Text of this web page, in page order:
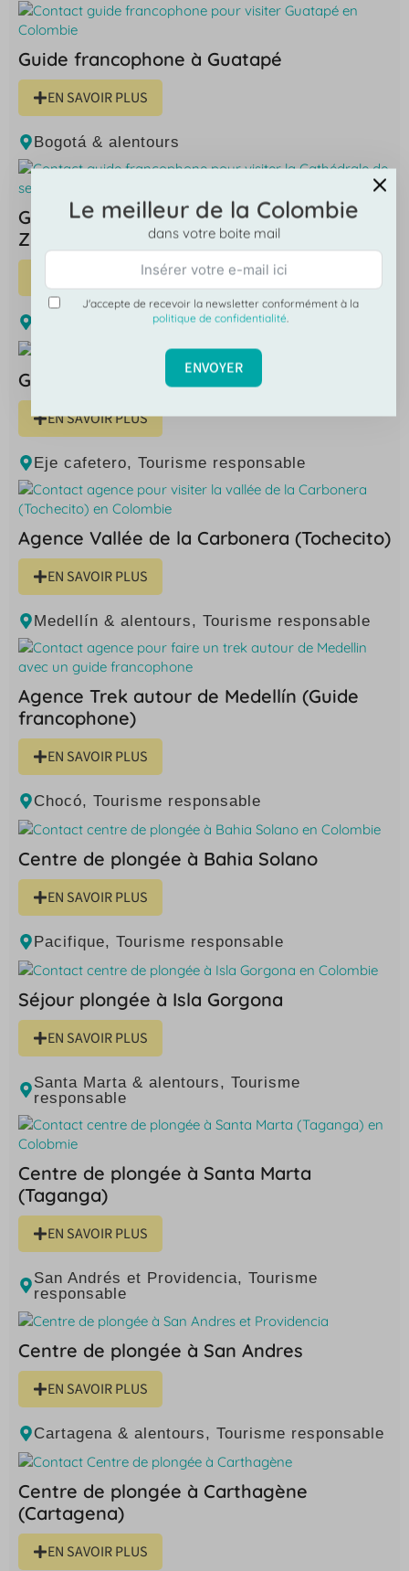
Guide francophone à Guatapé
EN SAVOIR PLUS
Bogotá & alentours
Guide francophone Cathédrale de sel de
Zipaquirá
EN SAVOIR PLUS
Bogotá & alentours,Tourisme responsable
Guide francophone Trek Chingaza
EN SAVOIR PLUS
Eje cafetero, Tourisme responsable
Agence Vallée de la Carbonera (Tochecito)
EN SAVOIR PLUS
Medellín & alentours, Tourisme responsable
Agence Trek autour de Medellín (Guide
francophone)
EN SAVOIR PLUS
Chocó, Tourisme responsable
Centre de plongée à Bahia Solano
EN SAVOIR PLUS
Pacifique, Tourisme responsable
Séjour plongée à Isla Gorgona
EN SAVOIR PLUS
Santa Marta & alentours, Tourisme
responsable
Centre de plongée à Santa Marta
(Taganga)
EN SAVOIR PLUS
San Andrés et Providencia, Tourisme
responsable
Centre de plongée à San Andres
EN SAVOIR PLUS
Cartagena & alentours, Tourisme responsable
Centre de plongée à Carthagène
(Cartagena)
EN SAVOIR PLUS
Le meilleur de la Colombie
dans votre boite mail
J'accepte de recevoir la newsletter conformément à la
politique de confidentialité.
ENVOYER